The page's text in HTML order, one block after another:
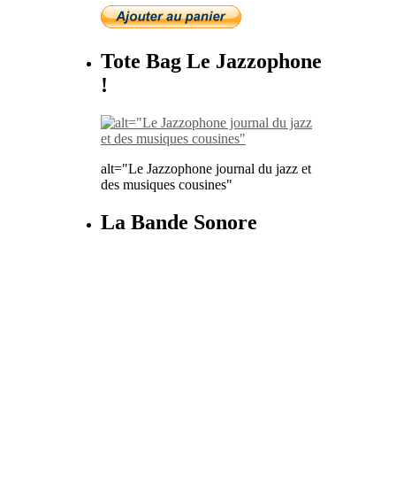
Tote Bag Le Jazzophone
!
alt="Le Jazzophone journal du jazz et
des musiques cousines"
La Bande Sonore